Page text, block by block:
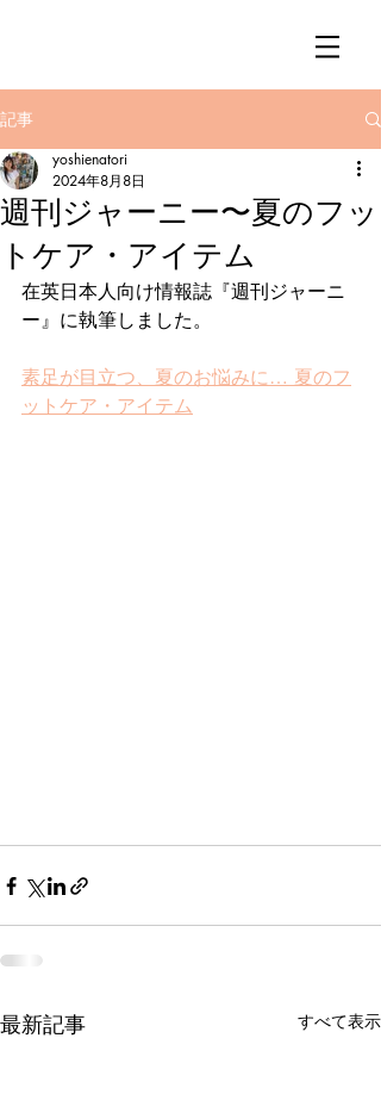
記事
週刊ジャーニー〜夏のフッ
トケア・アイテム
yoshienatori
2024年8月8日
在英日本人向け情報誌『週刊ジャーニ
ー』に執筆しました。
素足が目立つ、夏のお悩みに… 夏のフ
ットケア・アイテム
最新記事 すべて表示